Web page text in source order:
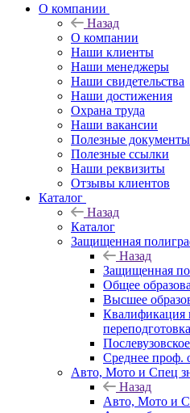
О компании
Назад
О компании
Наши клиенты
Наши менеджеры
Наши свидетельства
Наши достижения
Охрана труда
Наши вакансии
Полезные документы
Полезные ссылки
Наши реквизиты
Отзывы клиентов
Каталог
Назад
Каталог
Защищенная
Назад
Защищенная
Общее
Высшее
Квалификация
переподготовка
Среднее проф.
Авто, Мото и Спец
Назад
Авто, Мото и